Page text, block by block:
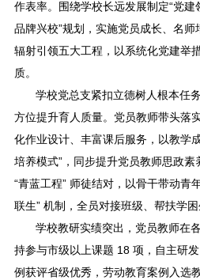
作表率。围绕学校长远发展制定“党建
品牌兴校”规划，实施党员成长、名师
辐射引领五大工程，以系统化党建举
质。
学校党总支紧扣立德树人根本任
方位提升育人质量。党员教师带头落
化作业设计、丰富课后服务，以教学
培养模式”，同步提升党员教师思政
“青蓝工程” 师徒结对，以骨干带动青
联生” 机制，全员对接班级、帮扶学
学校教研实绩突出，党员教师在
持参与市级以上课题 18 项，自主研
例获评省级优秀，劳动教育案例入选